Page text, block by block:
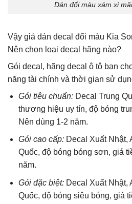
Dán đổi màu xám xi
Vậy giá dán decal đổi màu Kia
Nên chọn loại decal hãng nào?
Gói decal, hãng decal ô tô bạn
năng tài chính và thời gian sử
Gói tiêu chuẩn:Decal Trung
thương hiệu uy tín, độ bóng
Nên dùng 1-2 năm.
Gói cao cấp:Decal Xuất Nhật,
Quốc, độ bóng bóng sơn, giá
năm.
Gói đặc biệt:Decal Xuất Nhật,
Quốc, độ bóng siêu bóng, giá